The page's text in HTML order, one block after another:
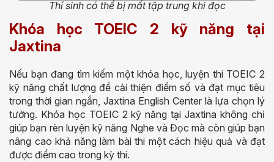
Thí sinh có thể bị mất tập trung khi đọc
Khóa học TOEIC 2 kỹ năng tại
Jaxtina
Nếu bạn đang tìm kiếm một khóa học, luyện thi TOEIC 2
kỹ năng chất lượng để cải thiện điểm số và đạt mục tiêu
trong thời gian ngắn, Jaxtina English Center là lựa chọn lý
tưởng. Khóa học TOEIC 2 kỹ năng tại Jaxtina không chỉ
giúp bạn rèn luyện kỹ năng Nghe và Đọc mà còn giúp bạn
nâng cao khả năng làm bài thi một cách hiệu quả và đạt
được điểm cao trong kỳ thi.